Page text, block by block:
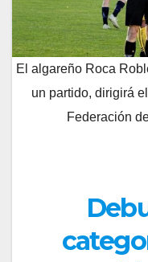
El algareño Roca
un partido, dirigirá
Federación